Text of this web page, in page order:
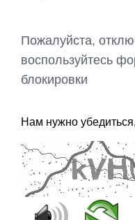
Пожалуйста,
воспользуйтесь
блокировки
Нам нужно